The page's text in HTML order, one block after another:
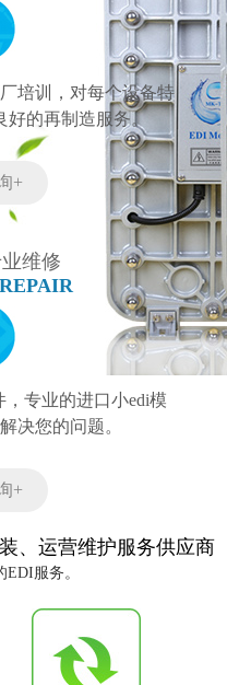
培训，对每个设备特
好的再制造服务。
+
维修
专业的进口小edi模
决您的问题。
+
、运营维护服务供应商
服务。